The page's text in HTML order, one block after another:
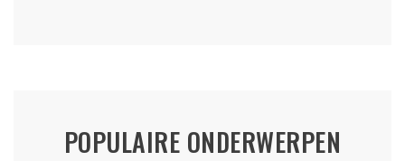
POPULAIRE ONDERWERPEN